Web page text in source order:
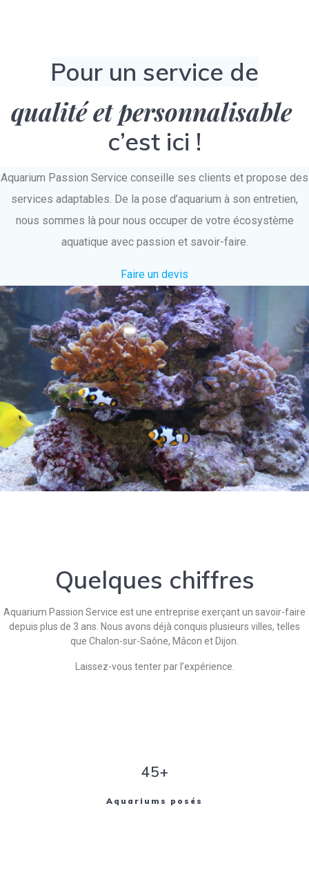
Pour un service de
qualité et personnalisable
c’est ici !
Aquarium Passion Service conseille ses clients et propose des
services adaptables. De la pose d’aquarium à son entretien,
nous sommes là pour nous occuper de votre écosystème
aquatique avec passion et savoir-faire.
Faire un devis
Quelques chiffres
Aquarium Passion Service est une entreprise exerçant un savoir-faire
depuis plus de 3 ans. Nous avons déjà conquis plusieurs villes, telles
que Chalon-sur-Saône, Mâcon et Dijon.
Laissez-vous tenter par l’expérience.
45+
Aquariums posés